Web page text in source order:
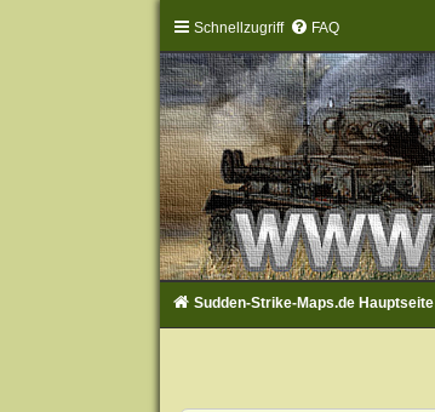
Schnellzugriff FAQ
Sudden-Strike-Maps.de Hauptseite